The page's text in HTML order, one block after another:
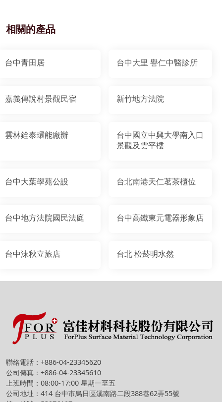
相關的產品
台中青田居 台中大里 譽仁中醫診所
嘉義傳說村景觀民宿 新竹地方法院
雲林銓泰環能廠辦
台中國立中興大學南入口
景觀及雲平樓
台中大葉學苑公設 台北南港天仁茗茶櫃位
台中地方法院國民法庭 台中高鐵東元電器形象店
台中沫秋立旅店 台北 松菸明水然
聯絡電話：+886-04-23345620
公司傳真：+886-04-23345610
上班時間：08:00-17:00 星期一至五
公司地址：414 台中市烏日區溪南路二段388巷62弄55號